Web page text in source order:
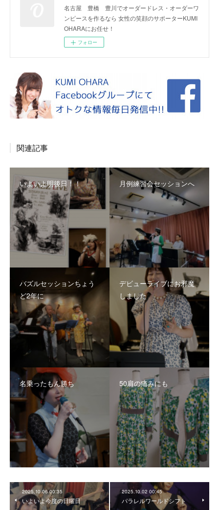
名古屋 豊橋 豊川でオーダードレス・オーダーワ
ンピースを作るなら 女性の笑顔のサポーターKUMI
OHARAにお任せ！
フォロー
関連記事
いよいよ明後日！！ 月例練習会セッションへ
バズルセッションちょう
ど2年に
デビューライブにお邪魔
しました
名乗ったもん勝ち 50肩の痛みにも
2025.10.06 00:35
いよいよ今度の日曜日
2025.10.02 00:45
パラレルワールドシフト